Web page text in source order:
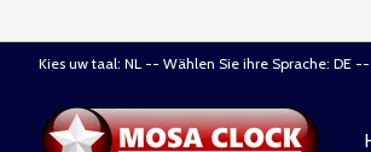
Kies uw taal: NL -- Wählen Sie ihre Sprache: DE